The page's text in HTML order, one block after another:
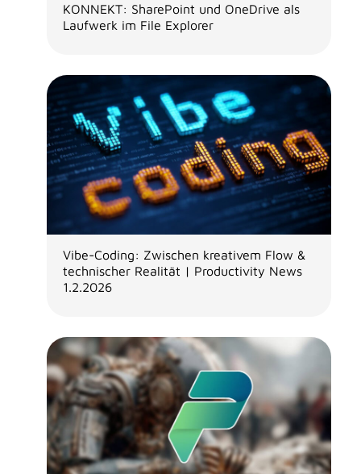
KONNEKT: SharePoint und OneDrive als
Laufwerk im File Explorer
Vibe-Coding: Zwischen kreativem Flow &
technischer Realität | Productivity News
1.2.2026